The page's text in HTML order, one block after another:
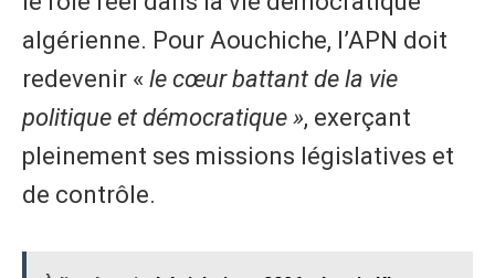
algérienne. Pour Aouchiche, l’APN doit
redevenir « le cœur battant de la vie
politique et démocratique », exerçant
pleinement ses missions législatives et
de contrôle.